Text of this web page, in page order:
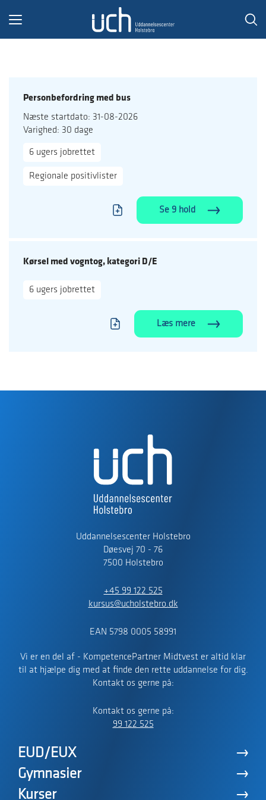
Toggle
Personbefordring med bus
6 ugers jobrettet
Regionale positivlister
Se 9 hold
Næste startdato: 31-08-2026
Varighed: 30 dage
Kørsel med vogntog, kategori D/E
6 ugers jobrettet
Læs mere
Uddannelsescenter Holstebro
Døesvej 70 - 76
7500 Holstebro
+45 99 122 525
kursus@ucholstebro.dk
EAN 5798 0005 58991
Vi er en del af - KompetencePartner Midtvest er altid klar
til at hjælpe dig med at finde den rette uddannelse for dig.
Kontakt os gerne på:
Kontakt os gerne på:
99 122 525
EUD/EUX
Gymnasier
Kurser